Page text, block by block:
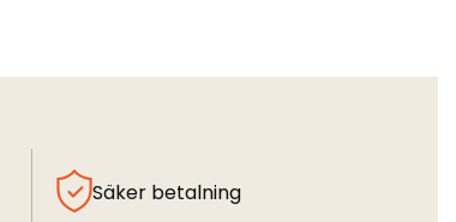
Säker betalning